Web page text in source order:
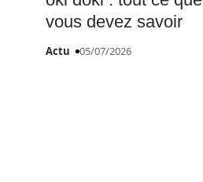
vous devez savoir
Actu 05/07/2026